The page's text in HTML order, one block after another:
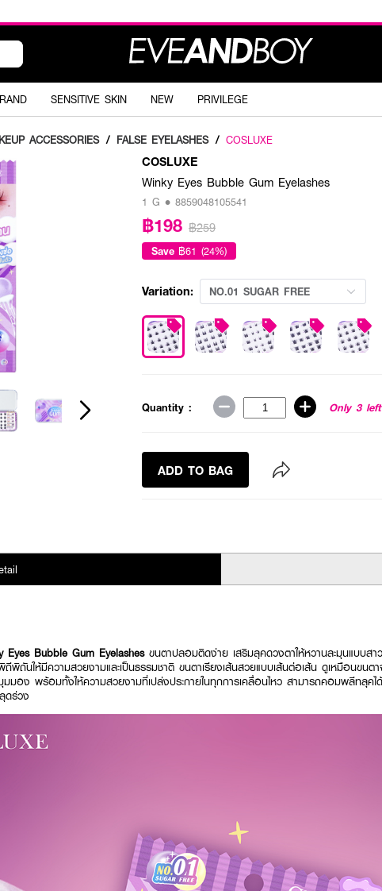
SENSITIVE SKIN NEW PRIVILEGE
ACCESSORIES / FALSE EYELASHES / COSLUXE
COSLUXE
Winky Eyes Bubble Gum Eyelashes
1 G • 8859048105541
฿198 ฿259
Save ฿61 (24%)
Variation: NO.01 SUGAR FREE
Quantity : Only 3 left
ADD TO BAG
Eyes Bubble Gum Eyelashes ขนตาปลอมติดง่าย เสริมลุคดวงตาให้หวานละมุนแบบส
ถีพิถันให้มีความสวยงามและเป็นธรรมชาติ ขนตาเรียงเส้นสวยแบบเส้นต่อเส้น ดูเหมือนขนต
มอง พร้อมทั้งให้ความสวยงามที่เปล่งประกายในทุกการเคลื่อนไหว สามารถคอมพลีทลุคได้
ดร่วง